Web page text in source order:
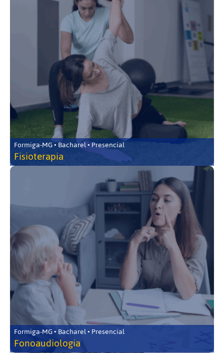
Formiga-MG • Bacharel • Presencial
Fisioterapia
Formiga-MG • Bacharel • Presencial
Fonoaudiologia